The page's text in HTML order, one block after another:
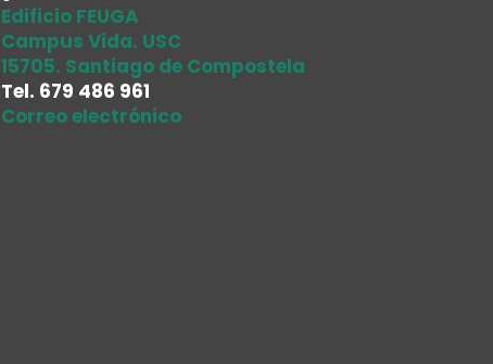
Edificio FEUGA
Campus Vida. USC
15705. Santiago de Compostela
Tel. 679 486 961
Correo electrónico